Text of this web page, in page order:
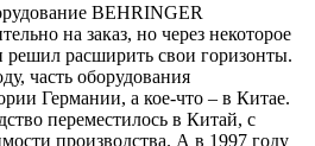
BEHRINGER
на заказ, но через некоторое
решил расширить свои горизонты.
часть оборудования
Германии, а кое-что – в Китае.
переместилось в Китай, с
производства. А в 1997 году